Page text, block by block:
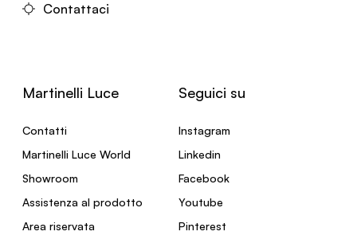
Contattaci
Martinelli Luce
Contatti
Martinelli Luce World
Showroom
Assistenza al prodotto
Area riservata
Seguici su
Instagram
Linkedin
Facebook
Youtube
Pinterest